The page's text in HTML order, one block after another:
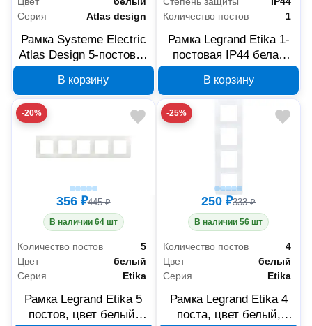
Серия
Atlas design
Рамка Systeme Electric
Atlas Design 5-постовая
В корзину
Количество постов
1
Рамка Legrand Etika 1-
постовая IP44 белая
В корзину
-20%
356 ₽445 ₽
В наличии 64 шт
Количество постов
5
Цвет
белый
Серия
Etika
Рамка Legrand Etika 5
постов, цвет белый,
-25%
250 ₽333 ₽
В наличии 56 шт
Количество постов
4
Цвет
белый
Серия
Etika
Рамка Legrand Etika 4
поста, цвет белый,